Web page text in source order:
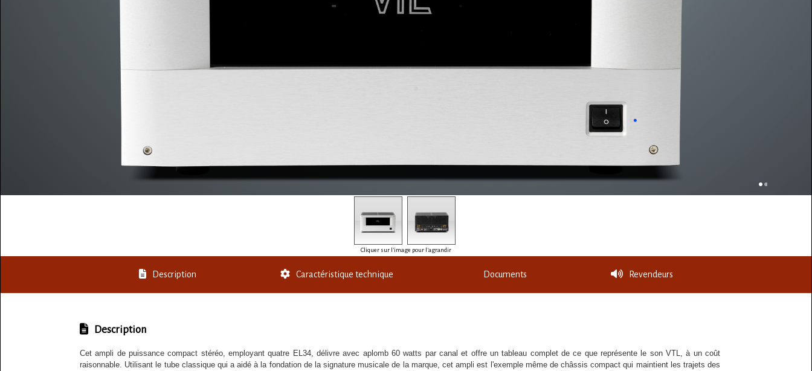
Cliquer sur l'image pour l'agrandir
Description Caractéristique technique Documents Revendeurs
Description
Cet ampli de puissance compact stéréo, employant quatre EL34, délivre avec aplomb 60 watts par canal et offre un tableau complet de ce que représente le son VTL, à un coût
raisonnable. Utilisant le tube classique qui a aidé à la fondation de la signature musicale de la marque, cet ampli est l'exemple même de châssis compact qui maintient les trajets des